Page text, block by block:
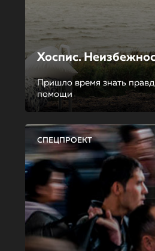
Хоспис.
Пришло время знать
помощи
СПЕЦПРОЕКТ